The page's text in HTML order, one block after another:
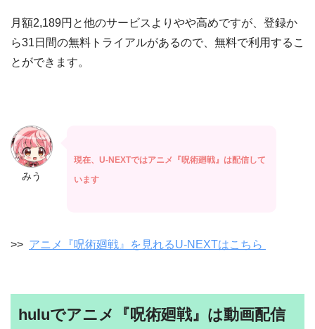
月額2,189円と他のサービスよりやや高めですが、登録か
ら31日間の無料トライアルがあるので、無料で利用するこ
とができます。
みう
現在、U-NEXTではアニメ『呪術廻戦』は配信して
います
>> アニメ『呪術廻戦』を見れるU-NEXTはこちら
huluでアニメ『呪術廻戦』は動画配信